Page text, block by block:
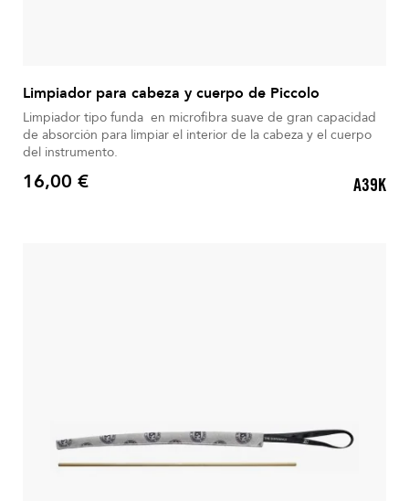
Limpiador para cabeza y cuerpo de Piccolo
Limpiador tipo funda en microfibra suave de gran capacidad
de absorción para limpiar el interior de la cabeza y el cuerpo
del instrumento.
Precio
16,00 € A39K